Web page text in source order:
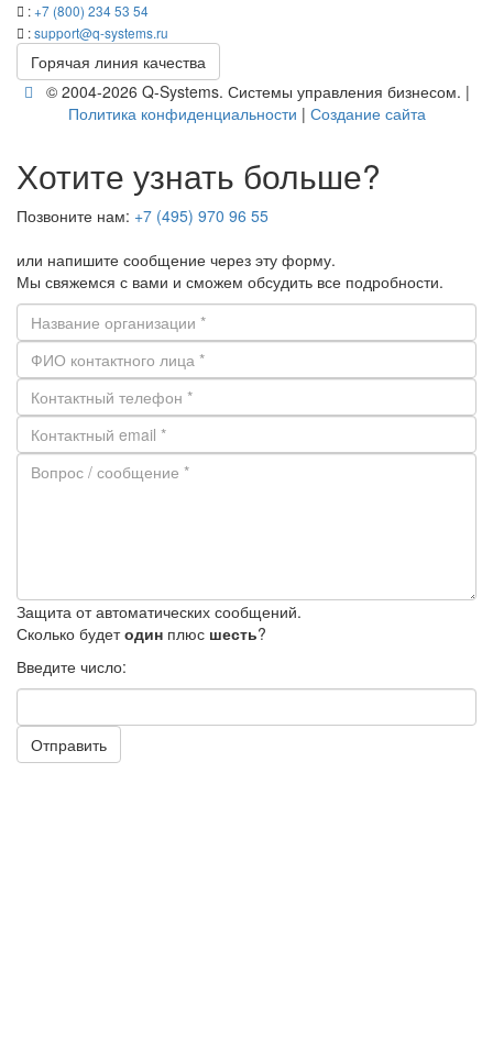
:+7 (800) 234 53 54
:support@q-​systems.ru
Го­ря­чая линия ка­че­ства
© 2004-2026 Q-​Systems. Си­сте­мы управ­ле­ния биз­не­сом. |
По­ли­ти­ка кон­фи­ден­ци­аль­но­сти | Со­зда­ние сайта
Хотите узнать больше?
Позвоните нам: +7 (495) 970 96 55
или напишите сообщение через эту форму.
Мы свяжемся с вами и сможем обсудить все подробности.
Защита от автоматических сообщений.
Сколько будетодин плюс шесть?
Введите число:
Отправить